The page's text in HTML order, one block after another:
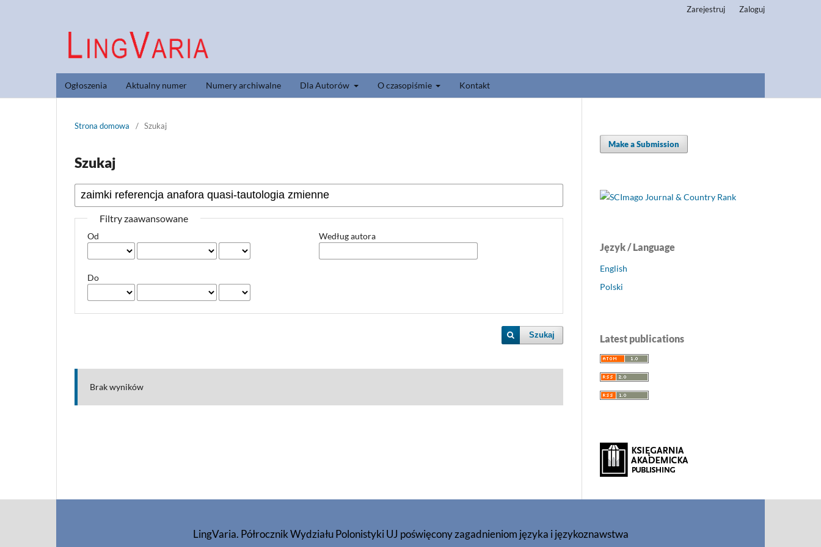
Ogłoszenia Aktualny numer Numery archiwalne Dla Autorów O czasopiśmie Kontakt
Zarejestruj Zaloguj
Strona domowa / Szukaj
Szukaj
Filtry zaawansowane
Od
Do
Według autora
Szukaj
Brak wyników
Make a Submission
Język / Language
English
Polski
Latest publications
LingVaria. Półrocznik Wydziału Polonistyki UJ poświęcony zagadnieniom języka i językoznawstwa